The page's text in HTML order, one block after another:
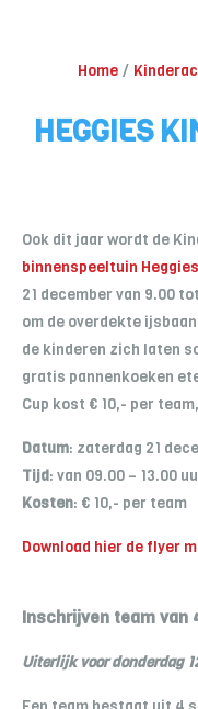
Home
HEGGIES
Ook dit jaar wordt de
binnenspeeltuin
21 december van 9.00
om de overdekte
de kinderen zich laten
gratis pannenkoeken
Cup kost € 10,- per
Datum: zaterdag 21
Tijd: van 09.00 – 13.00
Kosten: € 10,- per team
Download hier de flyer
Inschrijven team van
Uiterlijk voor donderdag